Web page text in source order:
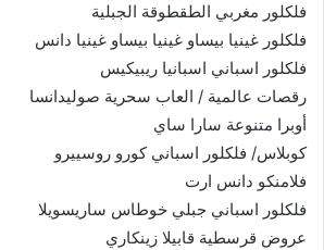
فلكلور مغربي الطقطوقة الجبلية
فلكلور غينيا بيساو غينيا بيساو غينيا دانس
فلكلور اسباني اسبانيا ريبيكيس
رقصات عالمية / العاب سحرية صوليدانسا
أوبرا متنوعة سارا ساي
كوبلاس/ فلكلور اسباني كورو روسييرو
فلامنكو دانس ارت
فلكلور اسباني جبلي خوطاس ساريسويلا
عروض قرسطية قابيلا زينكاري